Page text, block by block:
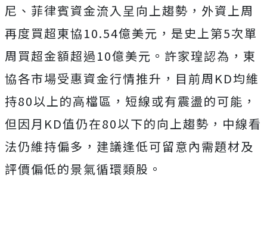
尼、菲律賓資金流入呈向上趨勢，外資上周
再度買超東協10.54億美元，是史上第5次單
周買超金額超過10億美元。許家瑝認為，東
協各市場受惠資金行情推升，目前周KD均維
持80以上的高檔區，短線或有震盪的可能，
但因月KD值仍在80以下的向上趨勢，中線看
法仍維持偏多，建議逢低可留意內需題材及
評價偏低的景氣循環類股。